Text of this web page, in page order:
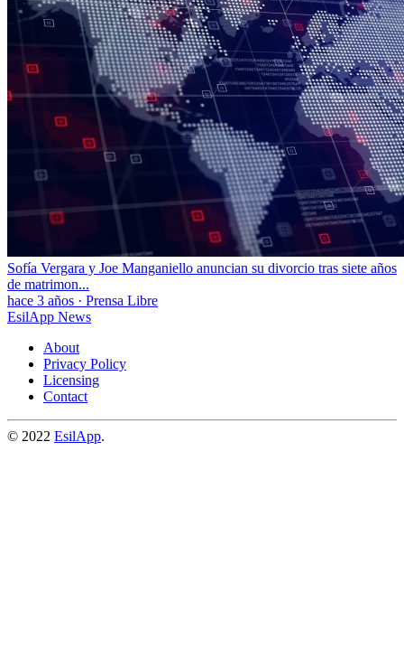
Sofía Vergara y Joe Manganiello anuncian su divorcio tras siete años
de matrimon...
hace 3 años · Prensa Libre
EsilApp News
About
Privacy Policy
Licensing
Contact
© 2022 EsilApp.